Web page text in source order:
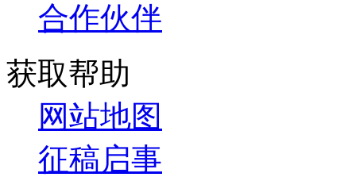
合作伙伴
获取帮助
网站地图
征稿启事